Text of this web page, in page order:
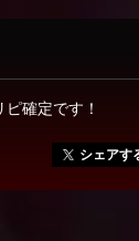
確定です！
シェアす